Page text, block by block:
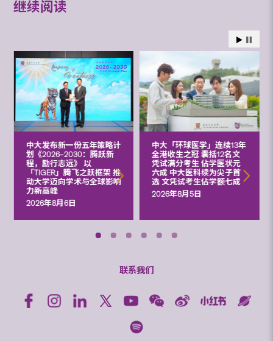
继续阅读
中大发布新一份五年策略计
划《2026‒2030：腾跃新
程，励行志远》 以
「TIGER」腾飞之跃框架 推
动大学迈向学术与全球影响
力新高峰
2026年8月6日
中大「环球医学」连续13年
全港收生之冠 囊括12名文
凭试满分考生 佔学医状元
六成 中大医科续为尖子首
选 文凭试考生佔学额七成
2026年8月5日
联系我们